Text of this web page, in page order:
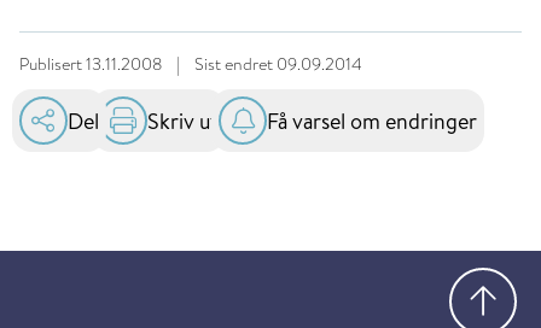
Publisert13.11.2008 | Sist endret 09.09.2014
Del Skriv ut Få varsel om endringer